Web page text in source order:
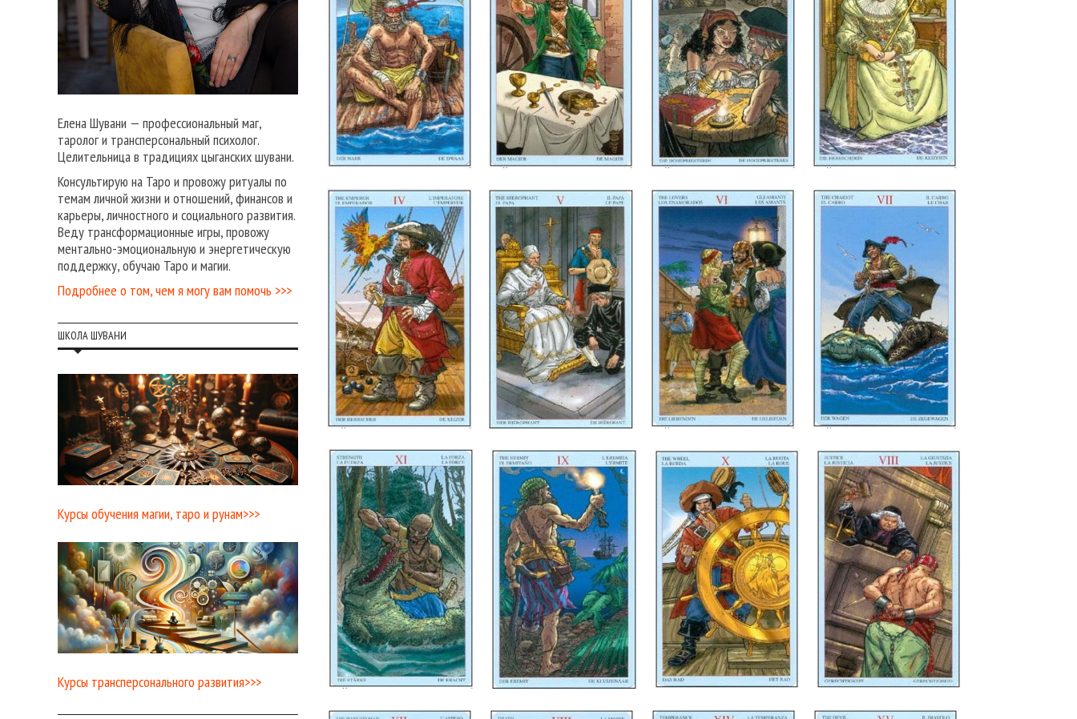
Елена Шувани — профессиональный маг,
таролог и трансперсональный психолог.
Целительница в традициях цыганских шувани.
Консультирую на Таро и провожу ритуалы по
темам личной жизни и отношений, финансов и
карьеры, личностного и социального развития.
Веду трансформационные игры, провожу
ментально-эмоциональную и энергетическую
поддержку, обучаю Таро и магии.
Подробнее о том, чем я могу вам помочь >>>
ШКОЛА ШУВАНИ
Курсы обучения магии, таро и рунам>>>
Курсы трансперсонального развития>>>